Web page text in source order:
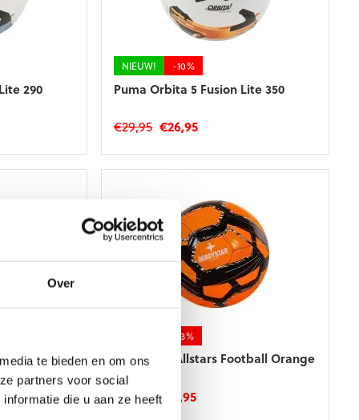
Over
te bieden en om ons
partners voor social
die u aan ze heeft
290
NIEUW! -10%
Puma Orbita 5 Fusion Lite 350
€29,95 Oorspronkelijke
was:
€26,95Huidige
is:
-13%
Derbystar Allstars Football Orange
€22,99Oorspronkelijke
€ 19,95Huidige